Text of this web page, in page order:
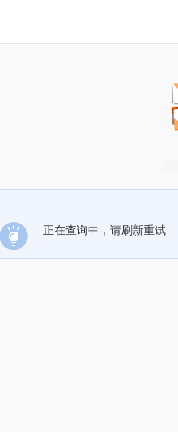
正在查询中，请刷新重试